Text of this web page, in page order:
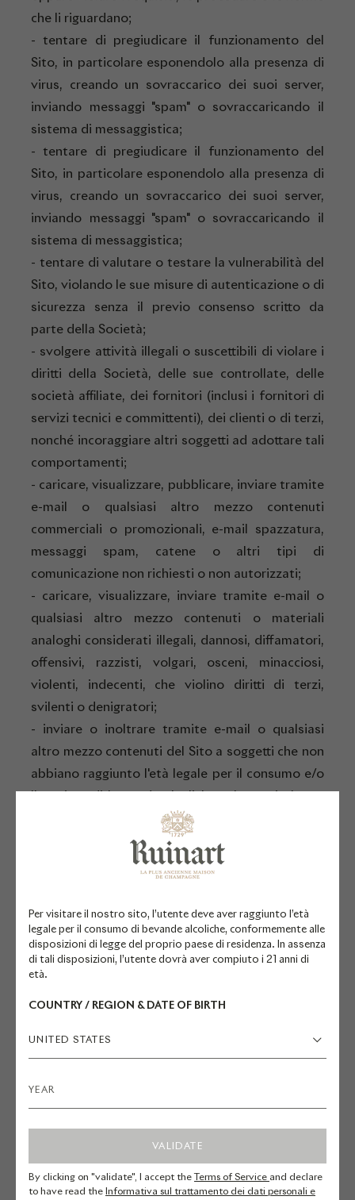
Per visitare il nostro sito, l’utente deve aver raggiunto l’età
legale per il consumo di bevande alcoliche, conformemente alle
disposizioni di legge del proprio paese di residenza. In assenza
di tali disposizioni, l’utente dovrà aver compiuto i 21 anni di
età.
COUNTRY / REGION & DATE OF BIRTH
UNITED STATES
VALIDATE
By clicking on "validate", I accept theTerms of Service and declare
to have read the Informativa sul trattamento dei dati personali e
che li riguardano;
- tentare di pregiudicare il funzionamento del
Sito, in particolare esponendolo alla presenza di
virus, creando un sovraccarico dei suoi server,
inviando messaggi "spam" o sovraccaricando il
sistema di messaggistica;
- tentare di pregiudicare il funzionamento del
Sito, in particolare esponendolo alla presenza di
virus, creando un sovraccarico dei suoi server,
inviando messaggi "spam" o sovraccaricando il
sistema di messaggistica;
- tentare di valutare o testare la vulnerabilità del
Sito, violando le sue misure di autenticazione o di
sicurezza senza il previo consenso scritto da
parte della Società;
- svolgere attività illegali o suscettibili di violare i
diritti della Società, delle sue controllate, delle
società affiliate, dei fornitori (inclusi i fornitori di
servizi tecnici e committenti), dei clienti o di terzi,
nonché incoraggiare altri soggetti ad adottare tali
comportamenti;
- caricare, visualizzare, pubblicare, inviare tramite
e-mail o qualsiasi altro mezzo contenuti
commerciali o promozionali, e-mail spazzatura,
messaggi spam, catene o altri tipi di
comunicazione non richiesti o non autorizzati;
- caricare, visualizzare, inviare tramite e-mail o
qualsiasi altro mezzo contenuti o materiali
analoghi considerati illegali, dannosi, diffamatori,
offensivi, razzisti, volgari, osceni, minacciosi,
violenti, indecenti, che violino diritti di terzi,
svilenti o denigratori;
- inviare o inoltrare tramite e-mail o qualsiasi
altro mezzo contenuti del Sito a soggetti che non
abbiano raggiunto l'età legale per il consumo e/o
l'acquisto di bevande alcoliche nel proprio luogo
Ciascun utente ha l'obbligo di osservare i
regolamenti, le leggi e le norme che disciplinano
trasmissione dei dati tecnici.
A sua assoluta discrezione, la Società si riserva il
diritto di bloccare o negare l'accesso dell'utente
al Sito senza alcun preavviso, a seguito di
da documenti ad esse correlati, fermo restando il
diritto da parte della Società di chiedere un
risarcimento danni all'utente inadempiente.
1.4 Contenuti creati dall'utente (ove applicabile)
L'utente è considerato l'unico responsabile di
qualsiasi contenuto pubblicato o caricato sul
Sito, e delle conseguenze derivanti dalla sua